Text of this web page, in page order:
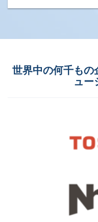
世界中の何千もの
ュー